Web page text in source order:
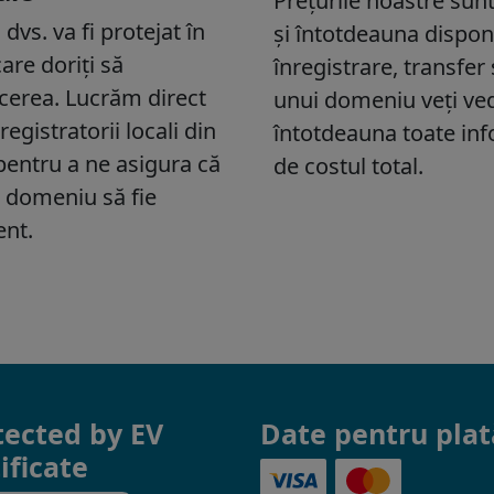
by EV
Date pentru